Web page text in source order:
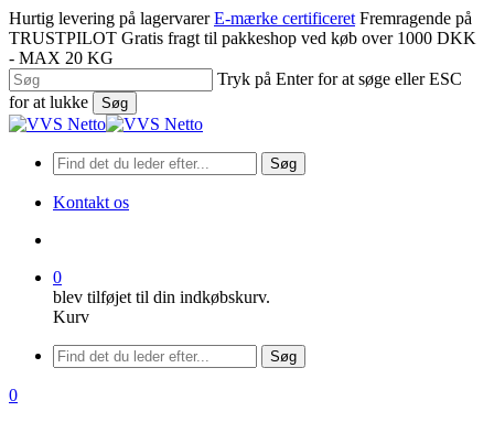
Spring
til
hovedindhold
Hurtig levering på lagervarer E-mærke certificeret Fremragende på
TRUSTPILOT Gratis fragt til pakkeshop ved køb over 1000 DKK
- MAX 20 KG
Tryk på Enter for at søge eller ESC
for at lukke
Søg
Luk
Søg
Kontakt os
0
blev tilføjet til din indkøbskurv.
Kurv
Menu
Søg
søge
0